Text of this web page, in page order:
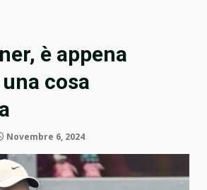
è appena
cosa
Novembre 6, 2024